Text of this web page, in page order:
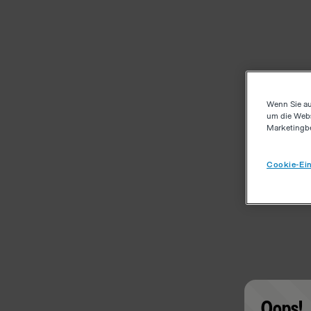
Wenn Sie
um die
Cookie-